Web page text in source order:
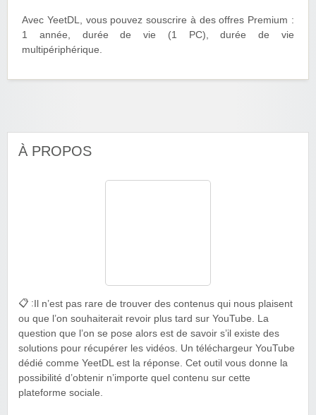
Avec YeetDL, vous pouvez souscrire à des offres Premium :
1 année, durée de vie (1 PC), durée de vie
multipériphérique.
À PROPOS
📋 : Il n’est pas rare de trouver des contenus qui nous plaisent
ou que l’on souhaiterait revoir plus tard sur YouTube. La
question que l’on se pose alors est de savoir s’il existe des
solutions pour récupérer les vidéos. Un téléchargeur YouTube
dédié comme YeetDL est la réponse. Cet outil vous donne la
possibilité d’obtenir n’importe quel contenu sur cette
plateforme sociale.